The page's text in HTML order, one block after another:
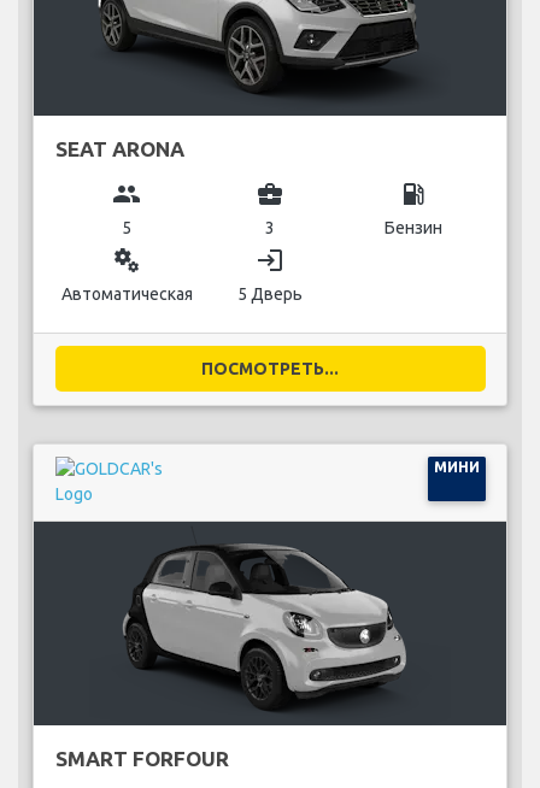
SEAT ARONA
group
5
business_center
3
local_gas_station
Бензин
miscellaneous_services
Автоматическая
login
5 Дверь
ПОСМОТРЕТЬ...
МИНИ
SMART FORFOUR